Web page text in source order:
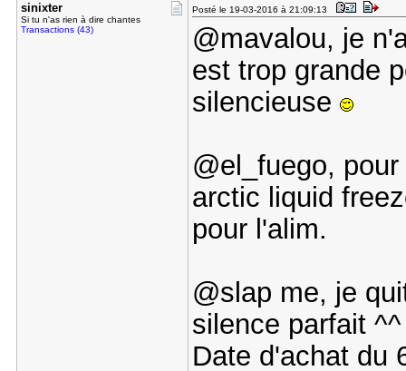
sinixter
Si tu n'as rien à dire chantes
Transactions (43)
Posté le 19-03-2016 à 21:09:13
@mavalou, je
est trop grande
silencieuse
@el_fuego,
arctic liquid
pour l'alim.
@slap me, je
silence parfait ^^
Date d'achat du